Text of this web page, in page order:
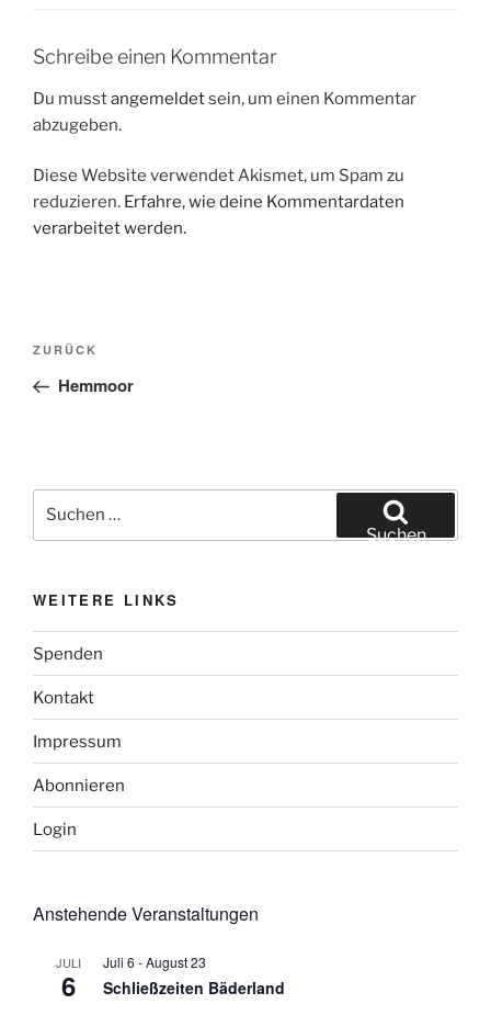
Schreibe einen Kommentar
Du musstangemeldetsein, um einen Kommentar
abzugeben.
Diese Website verwendet Akismet, um Spam zu
reduzieren. Erfahre, wie deine Kommentardaten
verarbeitet werden.
Beitragsnavigation
Vorheriger
Beitrag
ZURÜCK
Hemmoor
Suchen
nach:
Suchen
WEITERE LINKS
Spenden
Kontakt
Impressum
Abonnieren
Login
Anstehende Veranstaltungen
JULI
6
Juli 6 -August 23
Schließzeiten Bäderland